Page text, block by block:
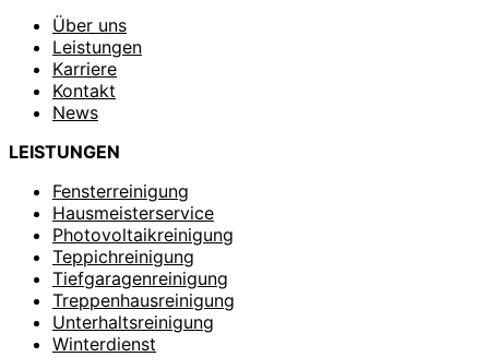
Über uns
Leistungen
Karriere
Kontakt
News
LEISTUNGEN
Fensterreinigung
Hausmeisterservice
Photovoltaikreinigung
Teppichreinigung
Tiefgaragenreinigung
Treppenhausreinigung
Unterhaltsreinigung
Winterdienst